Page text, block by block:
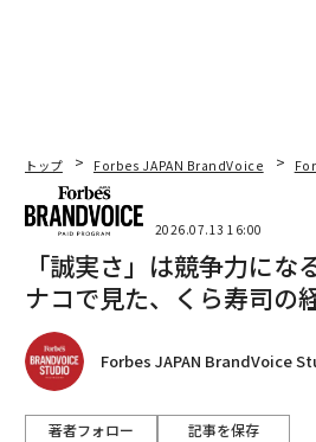
トップ Forbes JAPAN BrandVoice
2026.07.13 16:00
「誠実さ」は競争力に
ナコで見た、くら寿司の
Forbes JAPAN BrandVoice
著者フォロー 記事を保存